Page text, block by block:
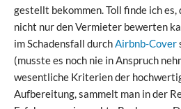
gestellt bekommen. Toll finde ich es,
nicht nur den Vermieter bewerten
im Schadensfall durchAirbnb-Cover
(musste es noch nie in Anspruch
wesentliche Kriterien der
Aufbereitung, sammelt man in der